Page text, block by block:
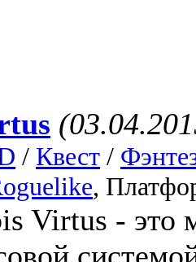
/ Квест /
,
Virtus - это